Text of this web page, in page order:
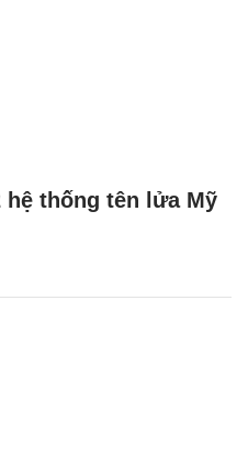
hệ thống tên lửa Mỹ